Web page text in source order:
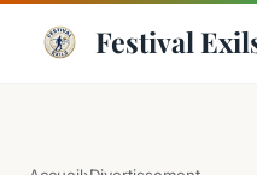
Festival